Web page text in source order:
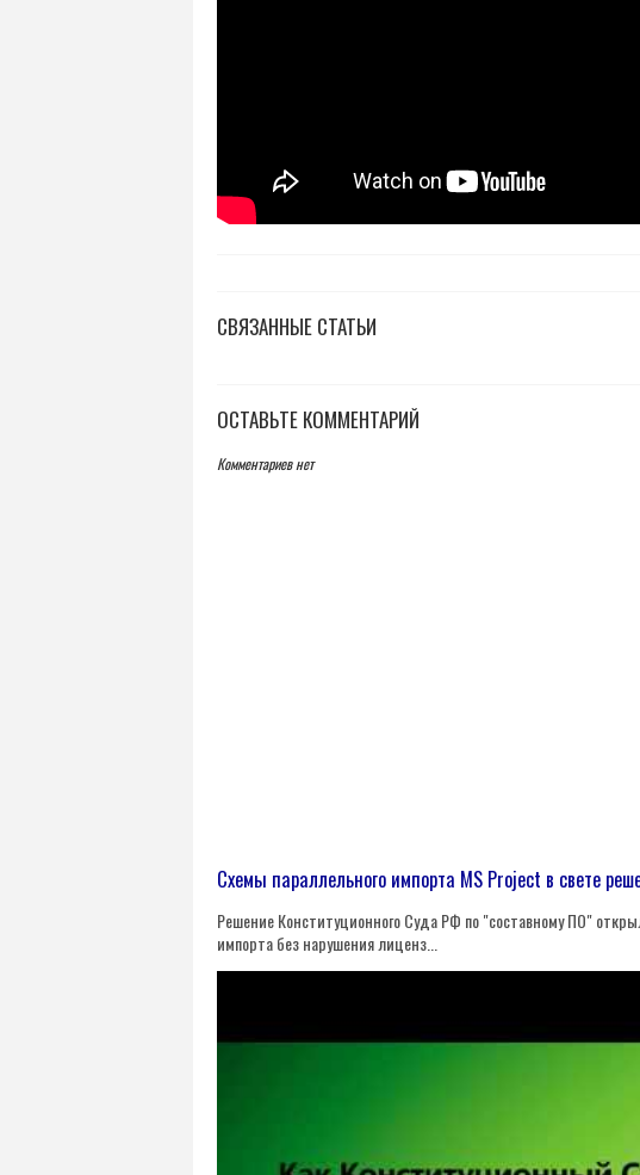
СВЯЗАННЫЕ СТАТЬИ
ОСТАВЬТЕ КОММЕНТАРИЙ
Комментариев нет
Схемы параллельного импорта MS Project в свете
Решение Конституционного Суда РФ по "составному ПО"
импорта без нарушения лиценз...